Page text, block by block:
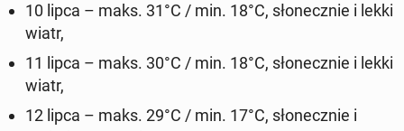
10 lipca – maks. 31°C / min. 18°C, sło­necz­nie i lekki
wiatr,
11 lipca – maks. 30°C / min. 18°C, sło­necz­nie i lekki
wiatr,
12 lipca – maks. 29°C / min. 17°C, sło­necz­nie i